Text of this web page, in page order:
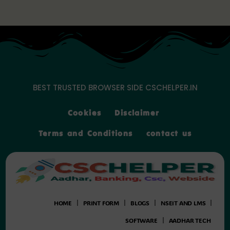
to
BEST TRUSTED BROWSER SIDE CSCHELPER.IN
Cookies Disclaimer
Terms and Conditions contact us
HOME PRINT FORM BLOGS NSEIT AND LMS
SOFTWARE AADHAR TECH